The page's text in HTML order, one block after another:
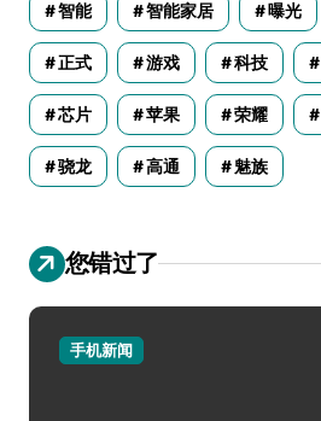
智能 智能家居 曝光
正式 游戏 科技
芯片 苹果 荣耀
骁龙 高通 魅族
您错过了
手机新闻